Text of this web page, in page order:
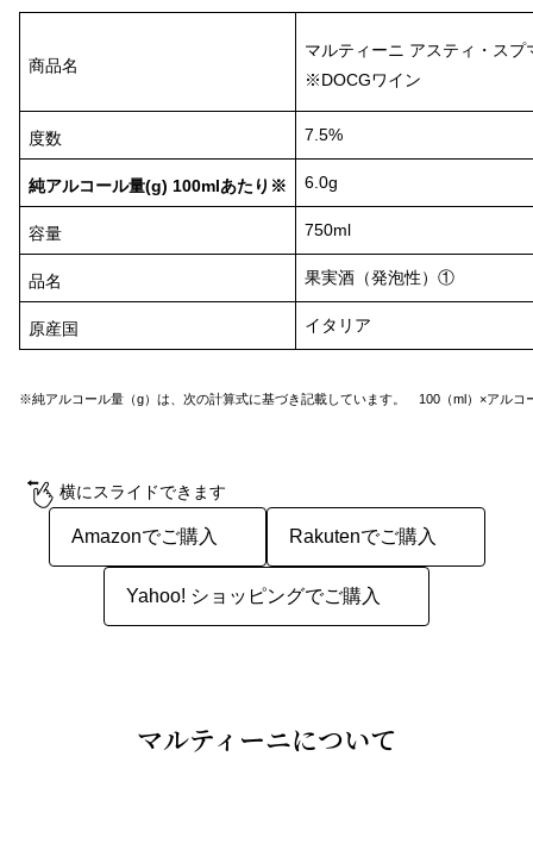
商品名
マルティーニ アスティ・スプ
※DOCGワイン
度数 7.5%
純アルコール量(g) 100mlあたり※ 6.0g
容量 750ml
品名 果実酒（発泡性）①
原産国 イタリア
※純アルコール量（g）は、次の計算式に基づき記載しています。 100（ml）×アルコ
横にスライドできます
Amazonでご購入 Rakutenでご購入
Yahoo! ショッピングでご購入
マルティーニについて